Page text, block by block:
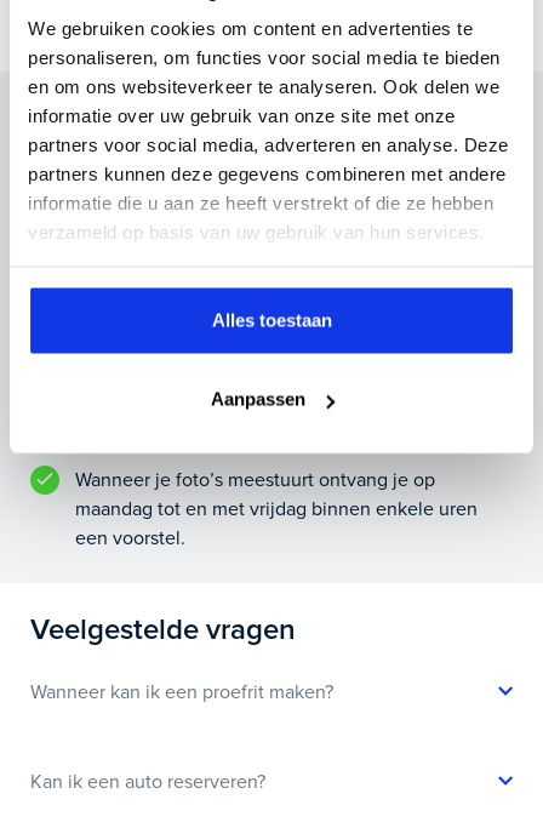
We gebruiken cookies om content en advertenties te
personaliseren, om functies voor social media te bieden
en om ons websiteverkeer te analyseren. Ook delen we
informatie over uw gebruik van onze site met onze
partners voor social media, adverteren en analyse. Deze
partners kunnen deze gegevens combineren met andere
informatie die u aan ze heeft verstrekt of die ze hebben
verzameld op basis van uw gebruik van hun services.
Alles toestaan
Aanpassen
Inruilvoorstel op deze auto?
Vul hier je gegevens in en vergeet niet foto's van je
inruilauto mee te sturen.
Inruilvoorstel aanvragen
Wanneer je foto’s meestuurt ontvang je op
maandag tot en met vrijdag binnen enkele uren
een voorstel.
Veelgestelde vragen
Wanneer kan ik een proefrit maken?
Kan ik een auto reserveren?